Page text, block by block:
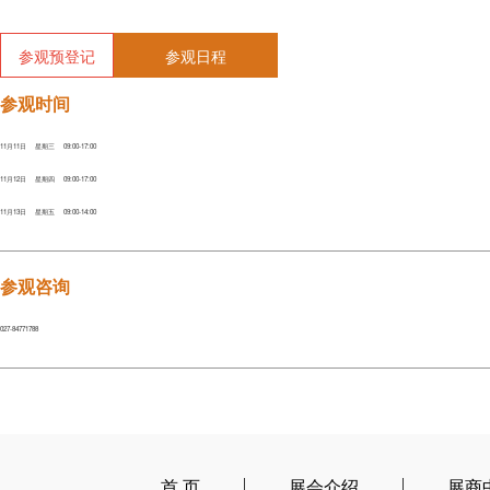
参观预登记 参观日程
参观时间
11月11日 星期三 09:00-17:00
11月12日 星期四 09:00-17:00
11月13日 星期五 09:00-14:00
参观咨询
027-84771788